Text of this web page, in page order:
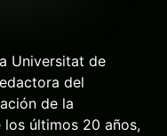
Universitat de
del
de la
los últimos 20 años,